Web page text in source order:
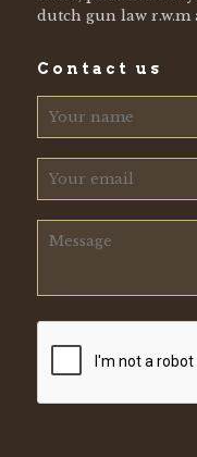
dutch gun law r.w.m
Contact us